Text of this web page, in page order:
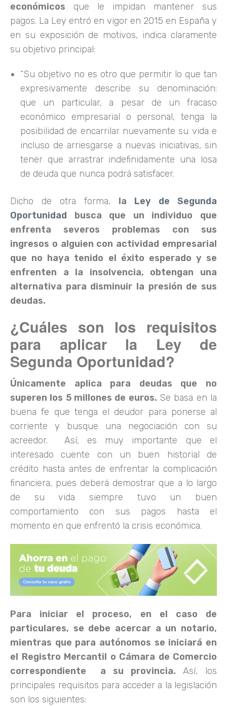
económicos que le impidan mantener sus
pagos. La Ley entró en vigor en 2015 en España y
en su exposición de motivos, indica claramente
su objetivo principal:
“Su objetivo no es otro que permitir lo que tan
expresivamente describe su denominación:
que un particular, a pesar de un fracaso
económico empresarial o personal, tenga la
posibilidad de encarrilar nuevamente su vida e
incluso de arriesgarse a nuevas iniciativas, sin
tener que arrastrar indefinidamente una losa
de deuda que nunca podrá satisfacer.
Dicho de otra forma, la Ley de Segunda
Oportunidad busca que un individuo que
enfrenta severos problemas con sus
ingresos o alguien con actividad empresarial
que no haya tenido el éxito esperado y se
enfrenten a la insolvencia, obtengan una
alternativa para disminuir la presión de sus
deudas.
¿Cuáles son los requisitos
para aplicar la Ley de
Segunda Oportunidad?
Únicamente aplica para deudas que no
superen los 5 millones de euros. Se basa en la
buena fe que tenga el deudor para ponerse al
corriente y busque una negociación con su
acreedor. Así, es muy importante que el
interesado cuente con un buen historial de
crédito hasta antes de enfrentar la complicación
financiera, pues deberá demostrar que a lo largo
de su vida siempre tuvo un buen
comportamiento con sus pagos hasta el
momento en que enfrentó la crisis económica.
Para iniciar el proceso, en el caso de
particulares, se debe acercar a un notario,
mientras que para autónomos se iniciará en
el Registro Mercantil o Cámara de Comercio
correspondiente a su provincia. Así, los
principales requisitos para acceder a la legislación
son los siguientes: